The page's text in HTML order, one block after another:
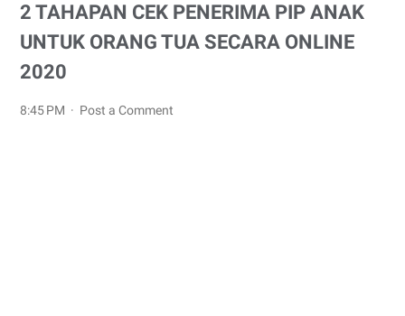
2 TAHAPAN CEK PENERIMA PIP ANAK
UNTUK ORANG TUA SECARA ONLINE
2020
8:45 PM Post a Comment